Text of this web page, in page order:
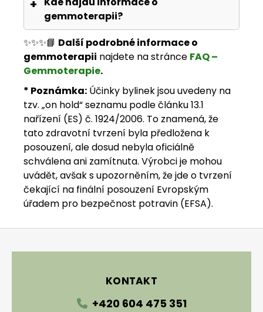
gemmoterapii?
✨✨✨📘 Další podrobné informace o
gemmoterapii najdete na stránce FAQ –
Gemmoterapie.
* Poznámka: Účinky bylinek jsou uvedeny na
tzv. „on hold“ seznamu podle článku 13.1
nařízení (ES) č. 1924/2006. To znamená, že
tato zdravotní tvrzení byla předložena k
posouzení, ale dosud nebyla oficiálně
schválena ani zamítnuta. Výrobci je mohou
uvádět, avšak s upozorněním, že jde o tvrzení
čekající na finální posouzení Evropským
úřadem pro bezpečnost potravin (EFSA).
KONTAKT
+420 604 475 351